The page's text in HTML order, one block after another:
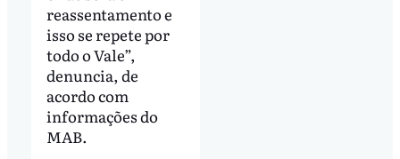
reassentamento e
isso se repete por
todo o Vale”,
denuncia, de
acordo com
informações do
MAB.